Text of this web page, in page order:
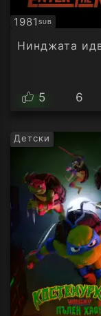
1981SUB
Субтитри
Нинджата
5 6
Детски